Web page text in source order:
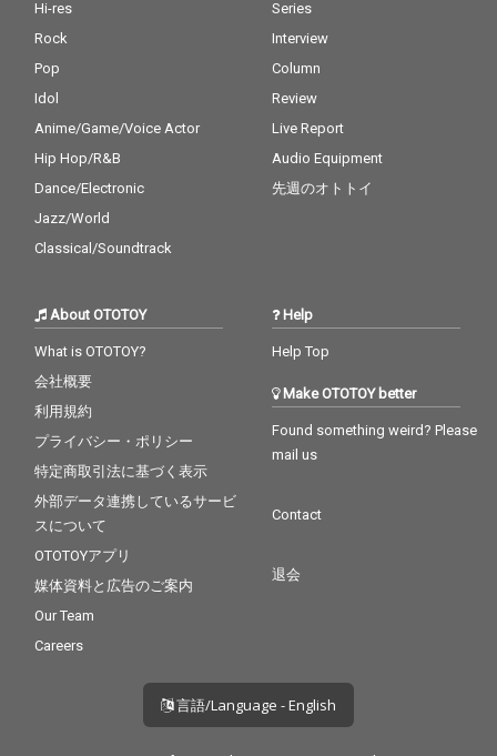
Hi-res
Rock
Pop
Idol
Anime/Game/Voice Actor
Hip Hop/R&B
Dance/Electronic
Jazz/World
Classical/Soundtrack
Series
Interview
Column
Review
Live Report
Audio Equipment
先週のオトトイ
About OTOTOY
What is OTOTOY?
会社概要
利用規約
プライバシー・ポリシー
特定商取引法に基づく表示
外部データ連携しているサービ
スについて
OTOTOYアプリ
媒体資料と広告のご案内
Our Team
Careers
Help
Help Top
Make OTOTOY better
Found something weird? Please
mail us
Contact
退会
言語/Language - English